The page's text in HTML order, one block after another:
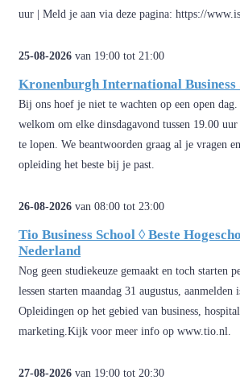
uur | Meld je aan via deze pagina: https://
25-08-2026 van 19:00 tot 21:00
Kronenburgh International Business
Bij ons hoef je niet te wachten op een open dag.
welkom om elke dinsdagavond tussen 19.00
te lopen. We beantwoorden graag al je vragen
opleiding het beste bij je past.
26-08-2026 van 08:00 tot 23:00
Tio Business School ◊ Beste
Nederland
Nog geen studiekeuze gemaakt en toch starten
lessen starten maandag 31 augustus,
Opleidingen op het gebied van business,
marketing.Kijk voor meer info op www.tio.nl.
27-08-2026 van 19:00 tot 20:30